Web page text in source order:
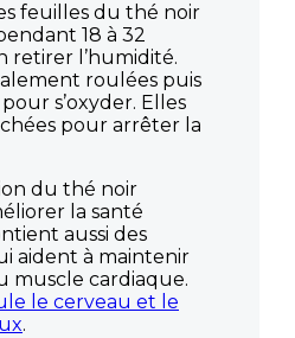
feuilles du thé noir
18 à 32
retirer l’humidité.
roulées puis
s’oxyder. Elles
pour arrêter la
du thé noir
la santé
aussi des
aident à maintenir
muscle cardiaque.
le cerveau et le
.